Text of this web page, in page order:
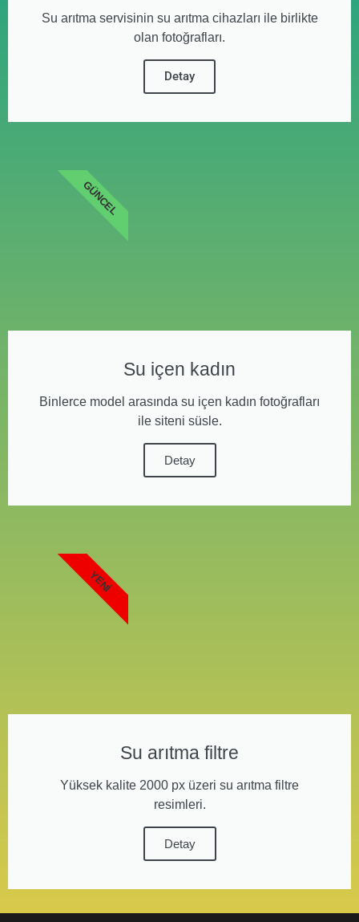
Su arıtma servisinin su arıtma cihazları ile birlikte
olan fotoğrafları.
Detay
Su içen kadın
Binlerce model arasında su içen kadın fotoğrafları
ile siteni süsle.
Detay
GÜNCEL
Su arıtma filtre
Yüksek kalite 2000 px üzeri su arıtma filtre
resimleri.
Detay
YENI